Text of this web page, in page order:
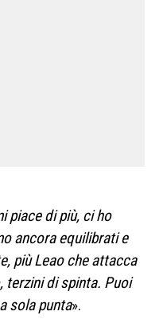
piace di più, ci ho
ancora equilibrati e
più Leao che attacca
terzini di spinta. Puoi
sola punta».